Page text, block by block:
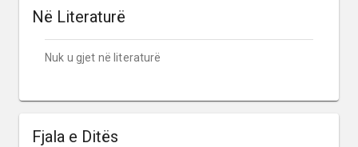
Në Literaturë
Nuk u gjet në literaturë
Fjala e Ditës